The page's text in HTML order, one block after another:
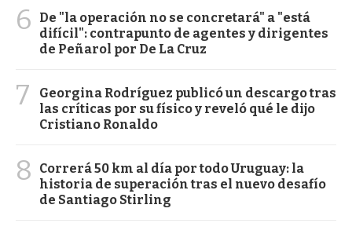
6
De "la operación no se concretará" a "está
difícil": contrapunto de agentes y dirigentes
de Peñarol por De La Cruz
7
Georgina Rodríguez publicó un descargo tras
las críticas por su físico y reveló qué le dijo
Cristiano Ronaldo
8
Correrá 50 km al día por todo Uruguay: la
historia de superación tras el nuevo desafío
de Santiago Stirling